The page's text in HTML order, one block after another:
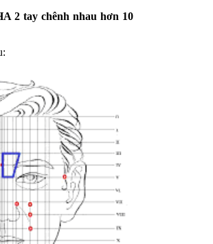
2 tay chênh nhau hơn 10